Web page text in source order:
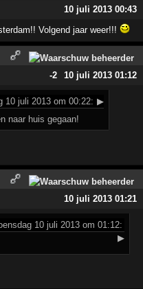
10 juli 2013 00:43
Volgend jaar weer!!!
-2
10 juli 2013 01:12
10 juli 2013 om 00:22: ▶
naar huis gegaan!
10 juli 2013 01:21
10 juli 2013 om 01:12:
▶